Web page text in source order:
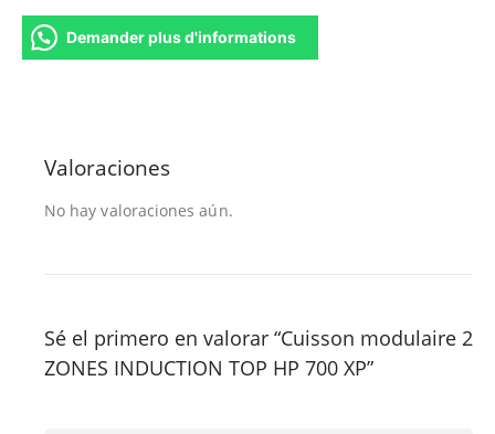
Demander plus d'informations
Valoraciones
No hay valoraciones aún.
Sé el primero en valorar “Cuisson modulaire 2
ZONES INDUCTION TOP HP 700 XP”